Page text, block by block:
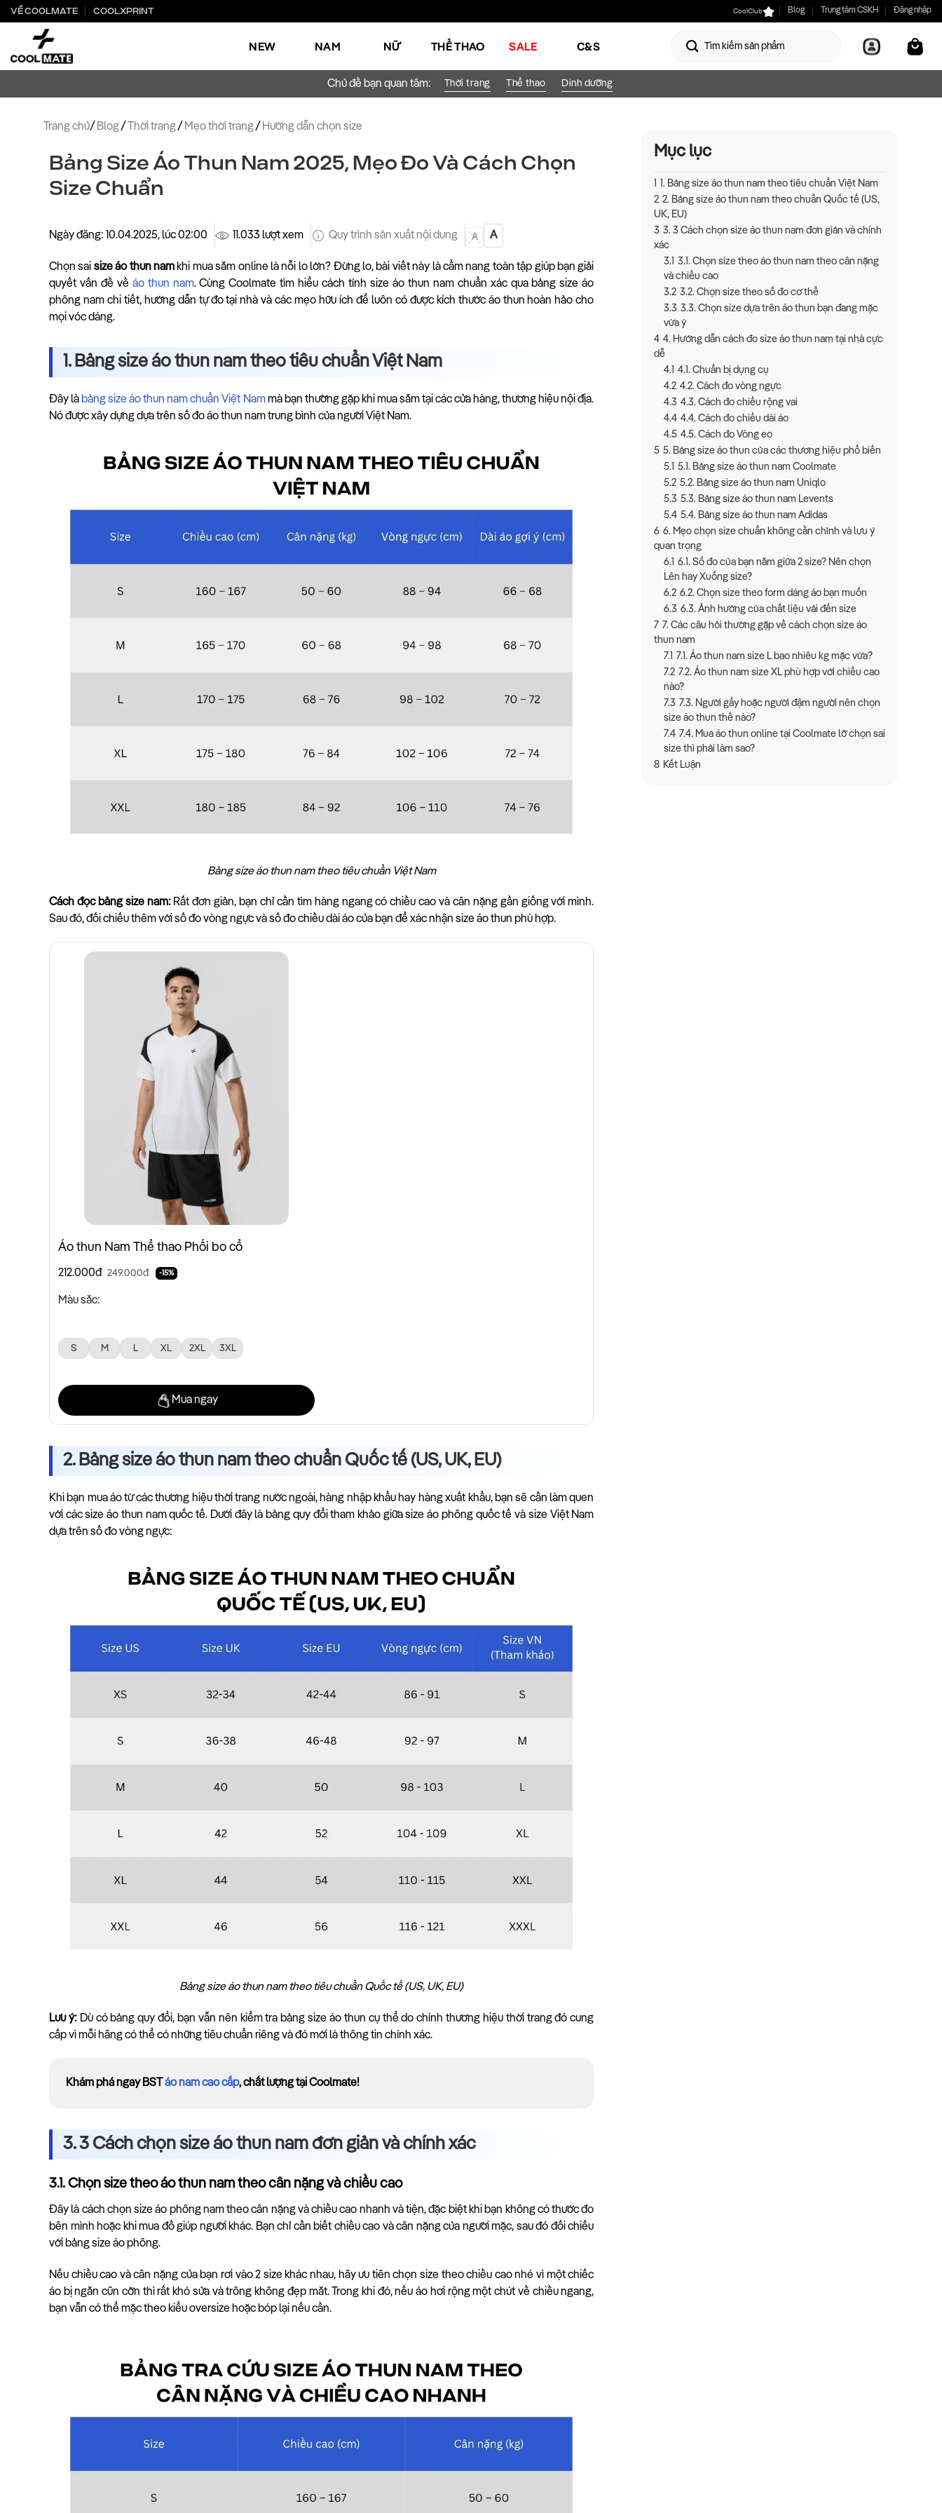
Bỏ
qua
dung
VỀ COOLMATE COOLXPRINT CoolClub Blog Trung tâm CSKH Đăng nhập
NEW NAM NỮ THỂ THAO SALE C&S
Chủ đề bạn quan tâm: Thời trang Thể thao Dinh dưỡng
Trang chủ/ Blog/ Thời trang/ Mẹo thời trang/ Hướng dẫn chọn size
Bảng Size Áo Thun Nam 2025, Mẹo Đo Và Cách Chọn
Size Chuẩn
Ngày đăng: 10.04.2025, lúc 02:00 11.033 lượt xem Quy trình sản xuất nội dung A A
Chọn sai size áo thun nam khi mua sắm online là nỗi lo lớn? Đừng lo, bài viết này là cẩm nang toàn tập giúp bạn giải
quyết vấn đề về áo thun nam. Cùng Coolmate tìm hiểu cách tính size áo thun nam chuẩn xác qua bảng size áo
phông nam chi tiết, hướng dẫn tự đo tại nhà và các mẹo hữu ích để luôn có được kích thước áo thun hoàn hảo cho
mọi vóc dáng.
1. Bảng size áo thun nam theo tiêu chuẩn Việt Nam
Đây là bảng size áo thun nam chuẩn Việt Nammà bạn thường gặp khi mua sắm tại các cửa hàng, thương hiệu nội địa.
Nó được xây dựng dựa trên số đo áo thun nam trung bình của người Việt Nam.
Bảng size áo thun nam theo tiêu chuẩn Việt Nam
Cách đọc bảng size nam:Rất đơn giản, bạn chỉ cần tìm hàng ngang có chiều cao và cân nặng gần giống với mình.
Sau đó, đối chiếu thêm với số đo vòng ngực và số đo chiều dài áo của bạn để xác nhận size áo thun phù hợp.
Áo thun Nam Thể thao Phối bo cổ
212.000đ 249.000đ -15%
Màu sắc:
S M L XL 2XL 3XL
Mua ngay
2. Bảng size áo thun nam theo chuẩn Quốc tế (US, UK, EU)
Khi bạn mua áo từ các thương hiệu thời trang nước ngoài, hàng nhập khẩu hay hàng xuất khẩu, bạn sẽ cần làm quen
với các size áo thun nam quốc tế. Dưới đây là bảng quy đổi tham khảo giữa size áo phông quốc tế và size Việt Nam
dựa trên số đo vòng ngực:
Bảng size áo thun nam theo tiêu chuẩn Quốc tế (US, UK, EU)
Lưu ý:Dù có bảng quy đổi, bạn vẫn nên kiểm tra bảng size áo thun cụ thể do chính thương hiệu thời trang đó cung
cấp vì mỗi hãng có thể có những tiêu chuẩn riêng và đó mới là thông tin chính xác.
Khám phá ngay BST áo nam cao cấp, chất lượng tại Coolmate!
3. 3 Cách chọn size áo thun nam đơn giản và chính xác
3.1. Chọn size theo áo thun nam theo cân nặng và chiều cao
Đây là cách chọn size áo phông nam theo cân nặng và chiều cao nhanh và tiện, đặc biệt khi bạn không có thước đo
bên mình hoặc khi mua đồ giúp người khác. Bạn chỉ cần biết chiều cao và cân nặng của người mặc, sau đó đối chiếu
với bảng size áo phông.
Nếu chiều cao và cân nặng của bạn rơi vào 2 size khác nhau, hãy ưu tiên chọn size theo chiều cao nhé vì một chiếc
áo bị ngắn cũn cỡn thì rất khó sửa và trông không đẹp mắt. Trong khi đó, nếu áo hơi rộng một chút về chiều ngang,
bạn vẫn có thể mặc theo kiểu oversize hoặc bóp lại nếu cần.
Mục lục
1. Bảng size áo thun nam theo tiêu chuẩn Việt Nam
2 2. Bảng size áo thun nam theo chuẩn Quốc tế (US,
UK, EU)
3 3. 3 Cách chọn size áo thun nam đơn giản và chính
xác
3.1
3.1. Chọn size theo áo thun nam theo cân nặng
và chiều cao
3.2 3.2. Chọn size theo số đo cơ thể
3.3 3.3. Chọn size dựa trên áo thun bạn đang mặc
vừa ý
4 4. Hướng dẫn cách đo size áo thun nam tại nhà cực
dễ
4.1
4.1. Chuẩn bị dụng cụ
4.2 4.2. Cách đo vòng ngực
4.3 4.3. Cách đo chiều rộng vai
4.4 4.4. Cách đo chiều dài áo
4.5 4.5. Cách đo Vòng eo
5 5. Bảng size áo thun của các thương hiệu phổ biến
5.1
5.1. Bảng size áo thun nam Coolmate
5.2 5.2. Bảng size áo thun nam Uniqlo
5.3 5.3. Bảng size áo thun nam Levents
5.4 5.4. Bảng size áo thun nam Adidas
6 6. Mẹo chọn size chuẩn không cần chỉnh và lưu ý
quan trọng
6.1
6.1. Số đo của bạn nằm giữa 2 size? Nên chọn
Lên hay Xuống size?
6.2 6.2. Chọn size theo form dáng áo bạn muốn
6.3 6.3. Ảnh hưởng của chất liệu vải đến size
7 7. Các câu hỏi thường gặp về cách chọn size áo
thun nam
7.1
7.1. Áo thun nam size L bao nhiêu kg mặc vừa?
7.2 7.2. Áo thun nam size XL phù hợp với chiều cao
nào?
7.3 7.3. Người gầy hoặc người đậm người nên chọn
size áo thun thế nào?
7.4 7.4. Mua áo thun online tại Coolmate lỡ chọn sai
size thì phải làm sao?
8 Kết Luận